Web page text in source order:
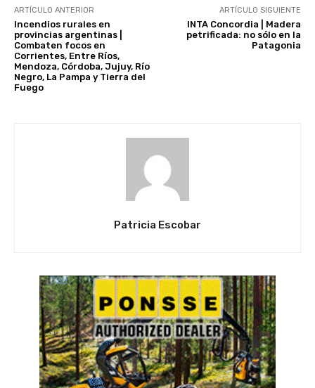
ARTÍCULO ANTERIOR
Incendios rurales en
provincias argentinas |
Combaten focos en
Corrientes, Entre Ríos,
Mendoza, Córdoba, Jujuy, Río
Negro, La Pampa y Tierra del
Fuego
ARTÍCULO SIGUIENTE
INTA Concordia | Madera
petrificada: no sólo en la
Patagonia
Patricia Escobar